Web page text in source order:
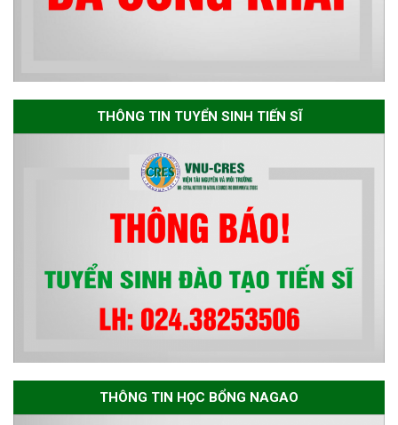
dự tuyển nghiên cứu sinh đợt 1
Thông báo danh sách thí sinh
đủ điều kiện dự tuyển Chương
trình đào tạo tiến sĩ chuyên
ngành Môi trường và phát triển
bền vững đợt 1 năm 2026
THÔNG TIN TUYỂN SINH TIẾN SĨ
THÔNG TIN HỌC BỔNG NAGAO